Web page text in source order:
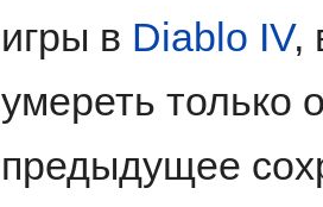
игры в Diablo IV,
умереть только
предыдущее